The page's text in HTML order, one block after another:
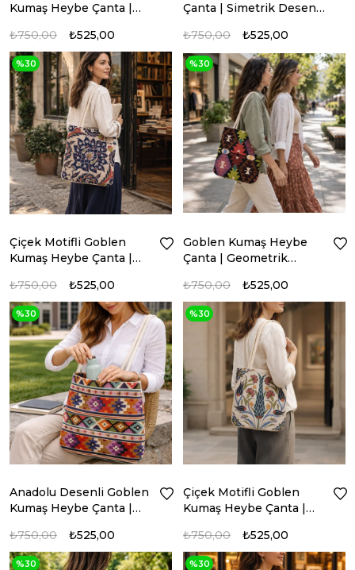
Kumaş Heybe Çanta |
₺525,00
₺750,00
Çanta | Simetrik Desenli
₺525,00
₺750,00
Çiçek Motifli Goblen
Kumaş Heybe Çanta |
₺525,00
₺750,00
%30
Goblen Kumaş Heybe
Çanta | Geometrik
3550
₺525,00
₺750,00
%30
Anadolu Desenli Goblen
Kumaş Heybe Çanta |
₺525,00
₺750,00
%30
Çiçek Motifli Goblen
Kumaş Heybe Çanta |
₺525,00
₺750,00
%30
%30 %30